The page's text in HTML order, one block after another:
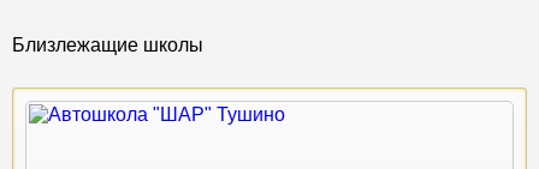
Близлежащие школы